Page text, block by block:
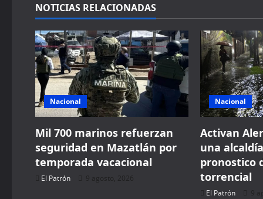
a
v
i
g
a
t
i
o
NOTICIAS RELACIONADAS
Nacional
Mil 700 marinos refuerzan
seguridad en Mazatlán por
temporada vacacional
El Patrón 9 agosto, 2026
Nacional
Activan
una
pronostico
torrencial
El Patrón 9